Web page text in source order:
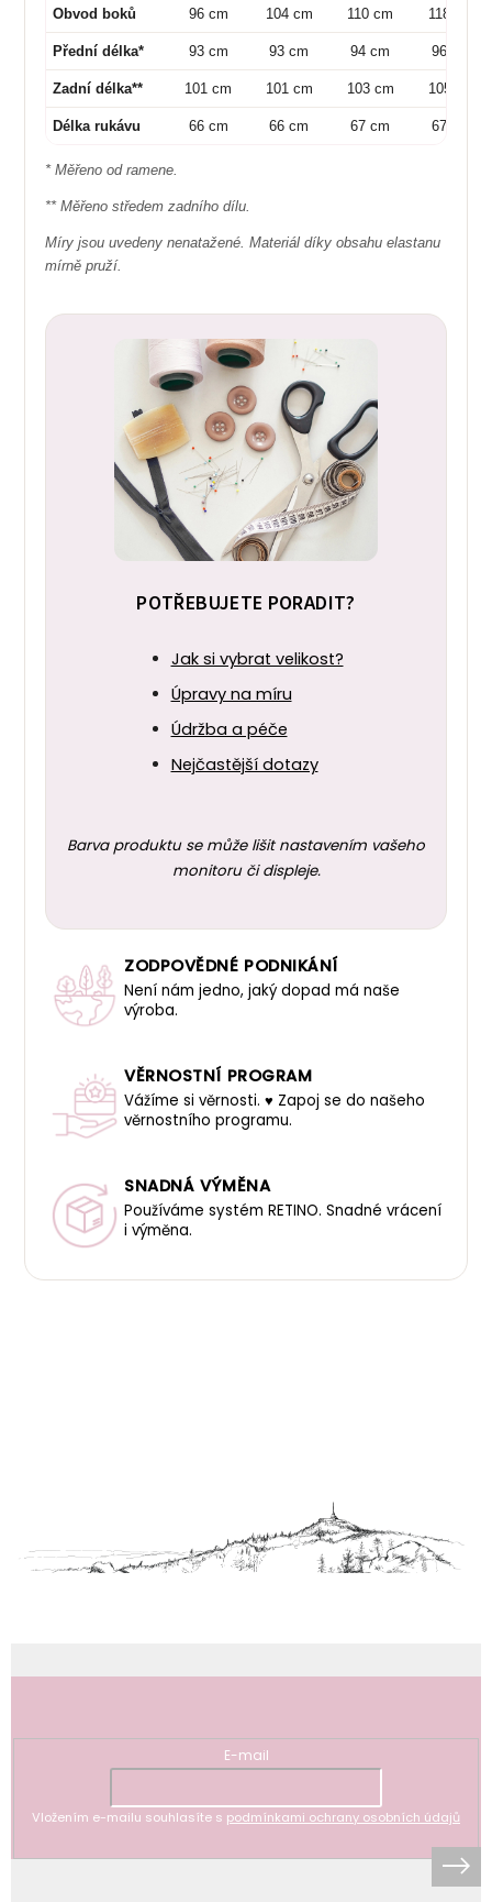
Obvod boků 96 cm 104 cm 110 cm 118 cm
Přední délka* 93 cm 93 cm 94 cm 96 cm
Zadní délka** 101 cm 101 cm 103 cm 105 cm
Délka rukávu 66 cm 66 cm 67 cm 67 cm
* Měřeno od ramene.
** Měřeno středem zadního dílu.
Míry jsou uvedeny nenatažené. Materiál díky obsahu elastanu
mírně pruží.
POTŘEBUJETE PORADIT?
Jak si vybrat velikost?
Úpravy na míru
Údržba a péče
Nejčastější dotazy
Barva produktu se může lišit nastavením vašeho
monitoru či displeje.
ZODPOVĚDNÉ PODNIKÁNÍ
Není nám jedno, jaký dopad má naše
výroba.
VĚRNOSTNÍ PROGRAM
Vážíme si věrnosti. ♥ Zapoj se do našeho
věrnostního programu.
SNADNÁ VÝMĚNA
Používáme systém RETINO. Snadné vrácení
i výměna.
E-mail
Vložením e-mailu souhlasíte s podmínkami ochrany osobních údajů